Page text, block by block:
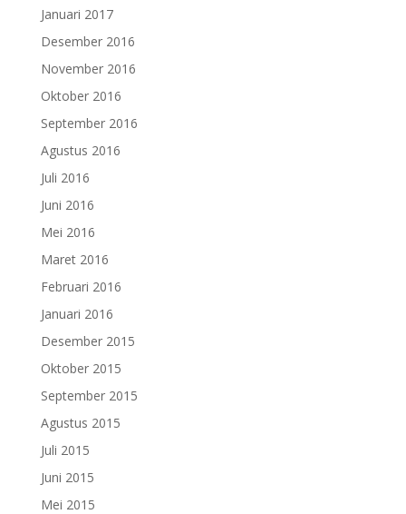
Januari 2017
Desember 2016
November 2016
Oktober 2016
September 2016
Agustus 2016
Juli 2016
Juni 2016
Mei 2016
Maret 2016
Februari 2016
Januari 2016
Desember 2015
Oktober 2015
September 2015
Agustus 2015
Juli 2015
Juni 2015
Mei 2015